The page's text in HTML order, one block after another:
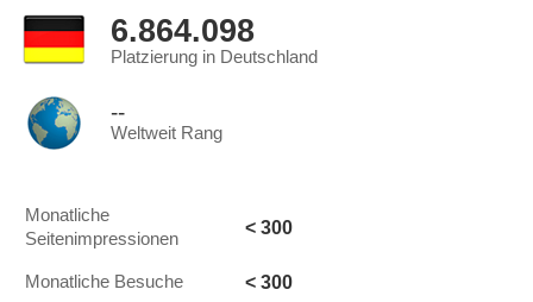
6.864.098
Platzierung in Deutschland
--
Weltweit Rang
Monatliche
Seitenimpressionen
< 300
Monatliche Besuche < 300